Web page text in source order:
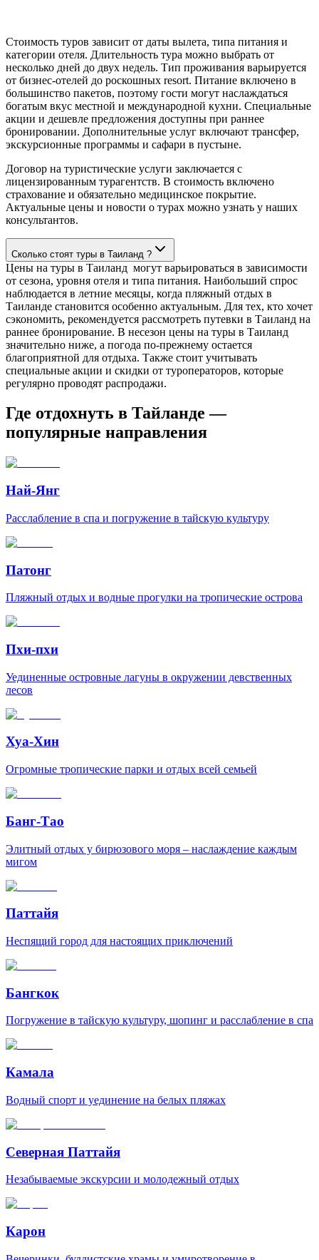
Стоимость туров зависит от даты вылета, типа питания и
категории отеля. Длительность тура можно выбрать от
несколько дней до двух недель. Тип проживания варьируется
от бизнес-отелей до роскошных resort. Питание включено в
большинство пакетов, поэтому гости могут наслаждаться
богатым вкус местной и международной кухни. Специальные
акции и дешевле предложения доступны при раннее
бронировании. Дополнительные услуг включают трансфер,
экскурсионные программы и сафари в пустыне.
Договор на туристические услуги заключается с
лицензированным турагентств. В стоимость включено
страхование и обязательно медицинское покрытие.
Актуальные цены и новости о турах можно узнать у наших
консультантов.
Сколько стоят туры в Таиланд ?
Цены на туры в Таиланд могут варьироваться в зависимости
от сезона, уровня отеля и типа питания. Наибольший спрос
наблюдается в летние месяцы, когда пляжный отдых в
Таиланде становится особенно актуальным. Для тех, кто хочет
сэкономить, рекомендуется рассмотреть путевки в Таиланд на
раннее бронирование. В несезон цены на туры в Таиланд
значительно ниже, а погода по-прежнему остается
благоприятной для отдыха. Также стоит учитывать
специальные акции и скидки от туроператоров, которые
регулярно проводят распродажи.
Где отдохнуть в Тайланде —
популярные направления
Най-Янг
Расслабление в спа и погружение в тайскую культуру
Патонг
Пляжный отдых и водные прогулки на тропические острова
Пхи-пхи
Уединенные островные лагуны в окружении девственных
лесов
Хуа-Хин
Огромные тропические парки и отдых всей семьей
Банг-Тао
Элитный отдых у бирюзового моря – наслаждение каждым
мигом
Паттайя
Неспящий город для настоящих приключений
Бангкок
Погружение в тайскую культуру, шопинг и расслабление в спа
Камала
Водный спорт и уединение на белых пляжах
Северная Паттайя
Незабываемые экскурсии и молодежный отдых
Карон